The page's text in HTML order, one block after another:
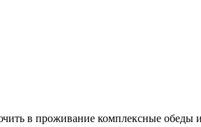
в проживание комплексные обеды